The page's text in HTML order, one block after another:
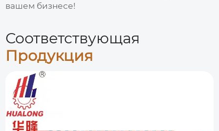
вашем бизнесе!
Соответствующая
Продукция